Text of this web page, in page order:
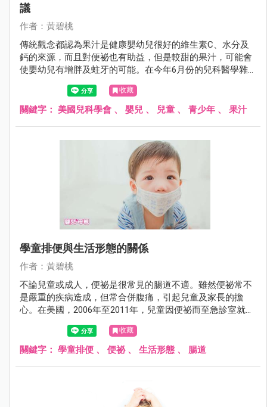
議
作者：黃碧桃
傳統觀念都認為果汁是健康嬰幼兒很好的維生素C、水分及
鈣的來源，而且對便祕也有助益，但是較甜的果汁，可能會
使嬰幼兒有增胖及蛀牙的可能。在今年6月份的兒科醫學雜
誌，美國兒科醫學會提出最新的建議。
收藏
關鍵字： 美國兒科學會 、 嬰兒 、 兒童 、 青少年 、 果汁
學童排便與生活形態的關係
作者：黃碧桃
不論兒童或成人，便祕是很常見的腸道不適。雖然便祕常不
是嚴重的疾病造成，但常合併腹痛，引起兒童及家長的擔
心。在美國，2006年至2011年，兒童因便祕而至急診室就醫
的人數增加了41.5%。約有25%的兒童，其便祕症狀會持續到
20歲。以前認為便祕的可能原因包括基因遺傳、心理壓力、
故意不願排便、纖維食物攝取不足、缺乏運動、較低的社經
收藏
關鍵字： 學童排便 、 便祕、 生活形態 、 腸道